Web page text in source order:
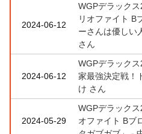
2024-06-12
WGPデラック
リオファイト
ーさんは優し
さん
2024-06-12
WGPデラック
家最強決定戦！
け さん
2024-05-29
WGPデラック
オファイト B